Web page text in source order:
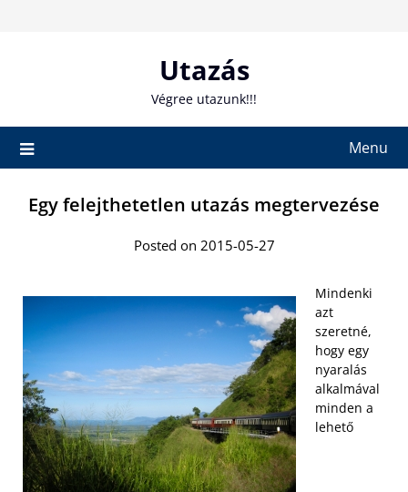
Utazás
Végree utazunk!!!
Menu
Egy felejthetetlen utazás megtervezése
Posted on 2015-05-27
Mindenki
azt
szeretné,
hogy egy
nyaralás
alkalmával
minden a
lehető